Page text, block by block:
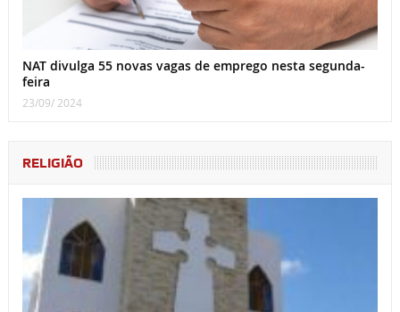
NAT divulga 55 novas vagas de emprego nesta segunda-
feira
23/09/ 2024
RELIGIÃO